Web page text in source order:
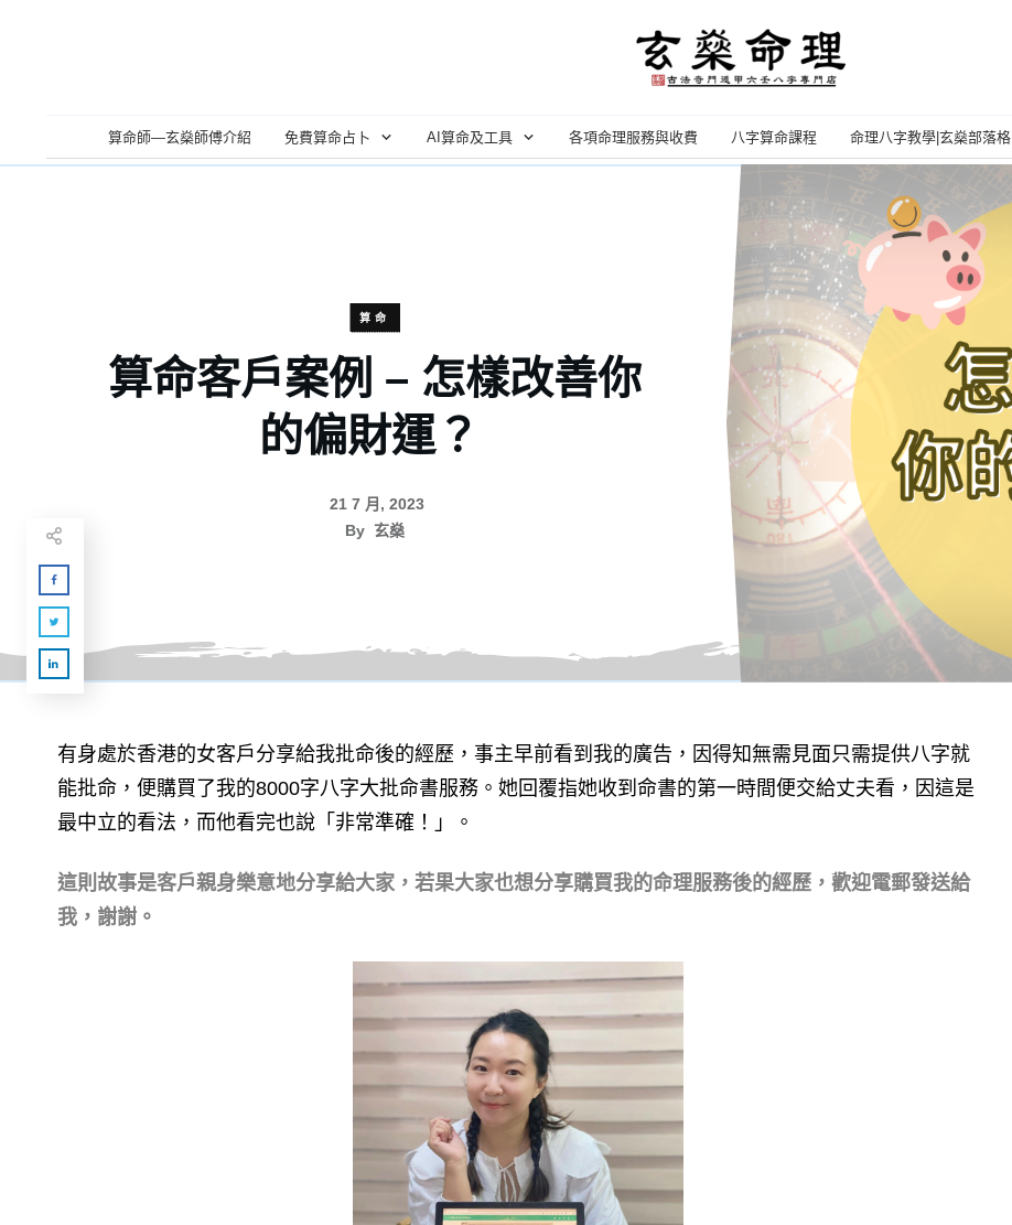
算命師—玄燊師傅介紹 免費算命占卜 AI算命及工具 各項命理服務與收費 八字算命課程 命理八字教學|玄燊部落格
算命
算命客戶案例 – 怎樣改善你
的偏財運？
21 7 月, 2023
By 玄燊
有身處於香港的女客戶分享給我批命後的經歷，事主早前看到我的廣告，因得知無需見面只需提供八字就
能批命，便購買了我的8000字八字大批命書服務。她回覆指她收到命書的第一時間便交給丈夫看，因這是
最中立的看法，而他看完也說「非常準確！」。
這則故事是客戶親身樂意地分享給大家，若果大家也想分享購買我的命理服務後的經歷，歡迎電郵發送給
我，謝謝。